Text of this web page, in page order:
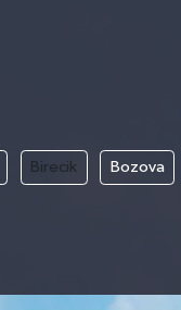
Birecik Bozova